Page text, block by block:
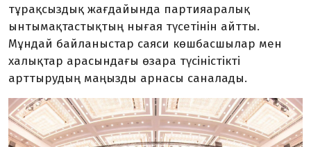
тұрақсыздық жағдайында партияаралық
ынтымақтастықтың нығая түсетінін айтты.
Мұндай байланыстар саяси көшбасшылар мен
халықтар арасындағы өзара түсіністікті
арттырудың маңызды арнасы саналады.